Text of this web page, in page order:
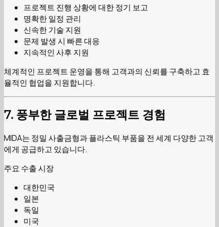
프로젝트 진행 상황에 대한 정기 보고
명확한 일정 관리
신속한 기술 지원
문제 발생 시 빠른 대응
지속적인 사후 지원
체계적인 프로젝트 운영을 통해 고객과의 신뢰를 구축하고 효
율적인 협업을 지원합니다.
7. 풍부한 글로벌 프로젝트 경험
MIDA는 정밀 사출금형과 플라스틱 부품을 전 세계 다양한 고객
에게 공급하고 있습니다.
주요 수출 시장
대한민국
일본
독일
미국